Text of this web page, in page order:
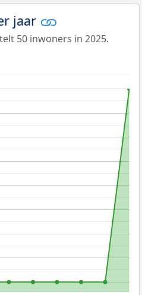
jaar
50 inwoners in 2025.